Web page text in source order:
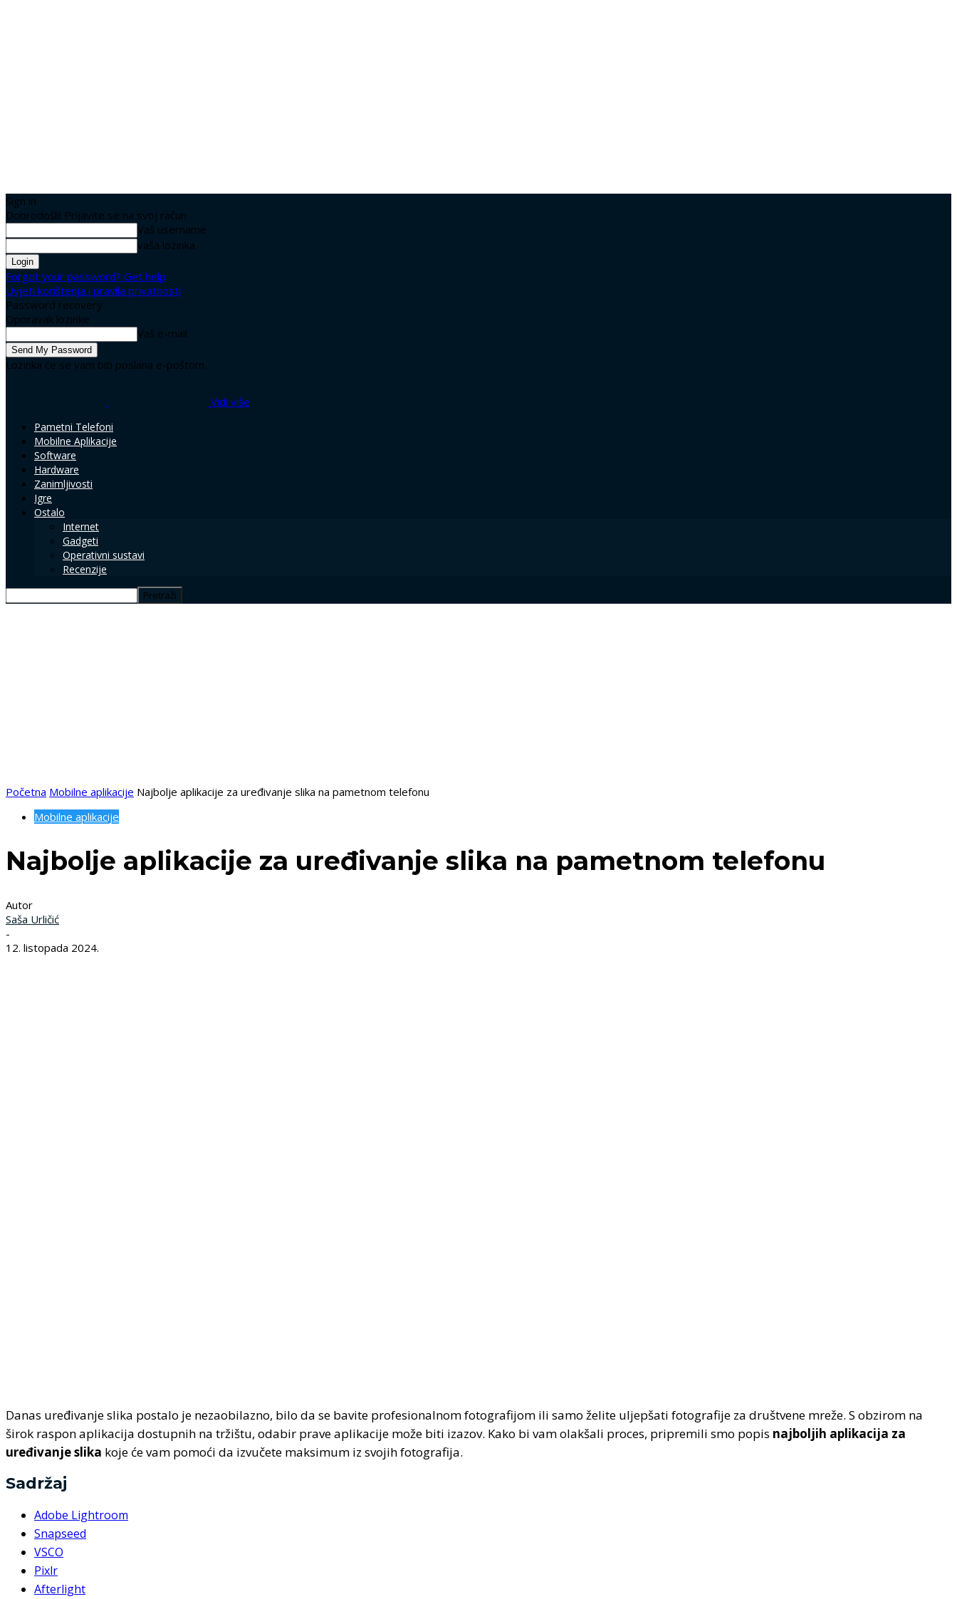
Sign in
Dobrodošli! Prijavite se na svoj račun
Vaš username
vaša lozinka
Forgot your password? Get help
Uvjeti korištenja i pravila privatnosti
Password recovery
Oporavak lozinke
Vaš e-mail
Lozinka će se vam biti poslana e-poštom.
Vidi više
Pametni Telefoni
Mobilne Aplikacije
Software
Hardware
Zanimljivosti
Igre
Ostalo
Internet
Gadgeti
Operativni sustavi
Recenzije
Početna Mobilne aplikacije Najbolje aplikacije za uređivanje slika na pametnom telefonu
Mobilne aplikacije
Najbolje aplikacije za uređivanje slika na pametnom telefonu
Autor
Saša Urličić
-
12. listopada 2024.
Danas uređivanje slika postalo je nezaobilazno, bilo da se bavite profesionalnom fotografijom ili samo želite uljepšati fotografije za društvene mreže. S obzirom na
širok raspon aplikacija dostupnih na tržištu, odabir prave aplikacije može biti izazov. Kako bi vam olakšali proces, pripremili smo popis najboljih aplikacija za
uređivanje slika koje će vam pomoći da izvučete maksimum iz svojih fotografija.
Sadržaj
Adobe Lightroom
Snapseed
VSCO
Pixlr
Afterlight